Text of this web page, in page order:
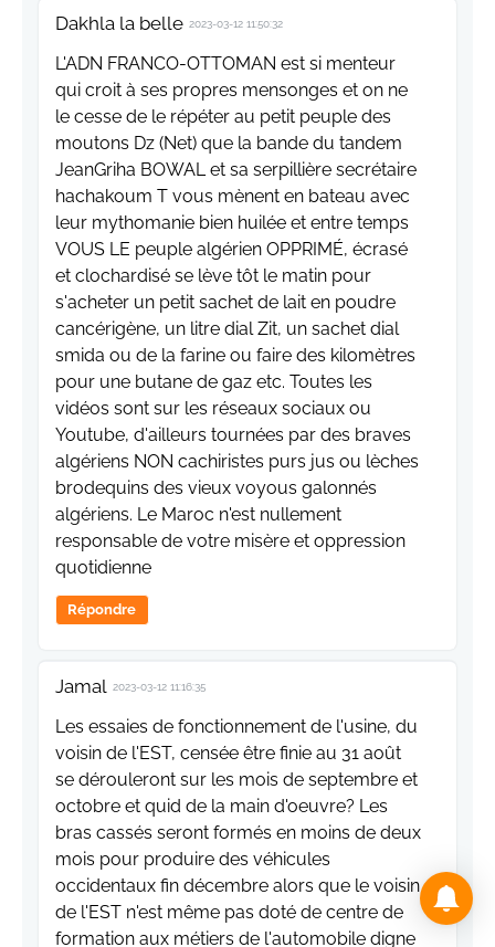
Dakhla la belle 2023-03-12 11:50:32
L'ADN FRANCO-OTTOMAN est si menteur
qui croit à ses propres mensonges et on ne
le cesse de le répéter au petit peuple des
moutons Dz (Net) que la bande du tandem
JeanGriha BOWAL et sa serpillière secrétaire
hachakoum T vous mènent en bateau avec
leur mythomanie bien huilée et entre temps
VOUS LE peuple algérien OPPRIMÉ, écrasé
et clochardisé se lève tôt le matin pour
s'acheter un petit sachet de lait en poudre
cancérigène, un litre dial Zit, un sachet dial
smida ou de la farine ou faire des kilomètres
pour une butane de gaz etc. Toutes les
vidéos sont sur les réseaux sociaux ou
Youtube, d'ailleurs tournées par des braves
algériens NON cachiristes purs jus ou lèches
brodequins des vieux voyous galonnés
algériens. Le Maroc n'est nullement
responsable de votre misère et oppression
quotidienne
Répondre
Jamal 2023-03-12 11:16:35
Les essaies de fonctionnement de l'usine, du
voisin de l'EST, censée être finie au 31 août
se dérouleront sur les mois de septembre et
octobre et quid de la main d'oeuvre? Les
bras cassés seront formés en moins de deux
mois pour produire des véhicules
occidentaux fin décembre alors que le voisin
de l'EST n'est même pas doté de centre de
formation aux métiers de l'automobile digne